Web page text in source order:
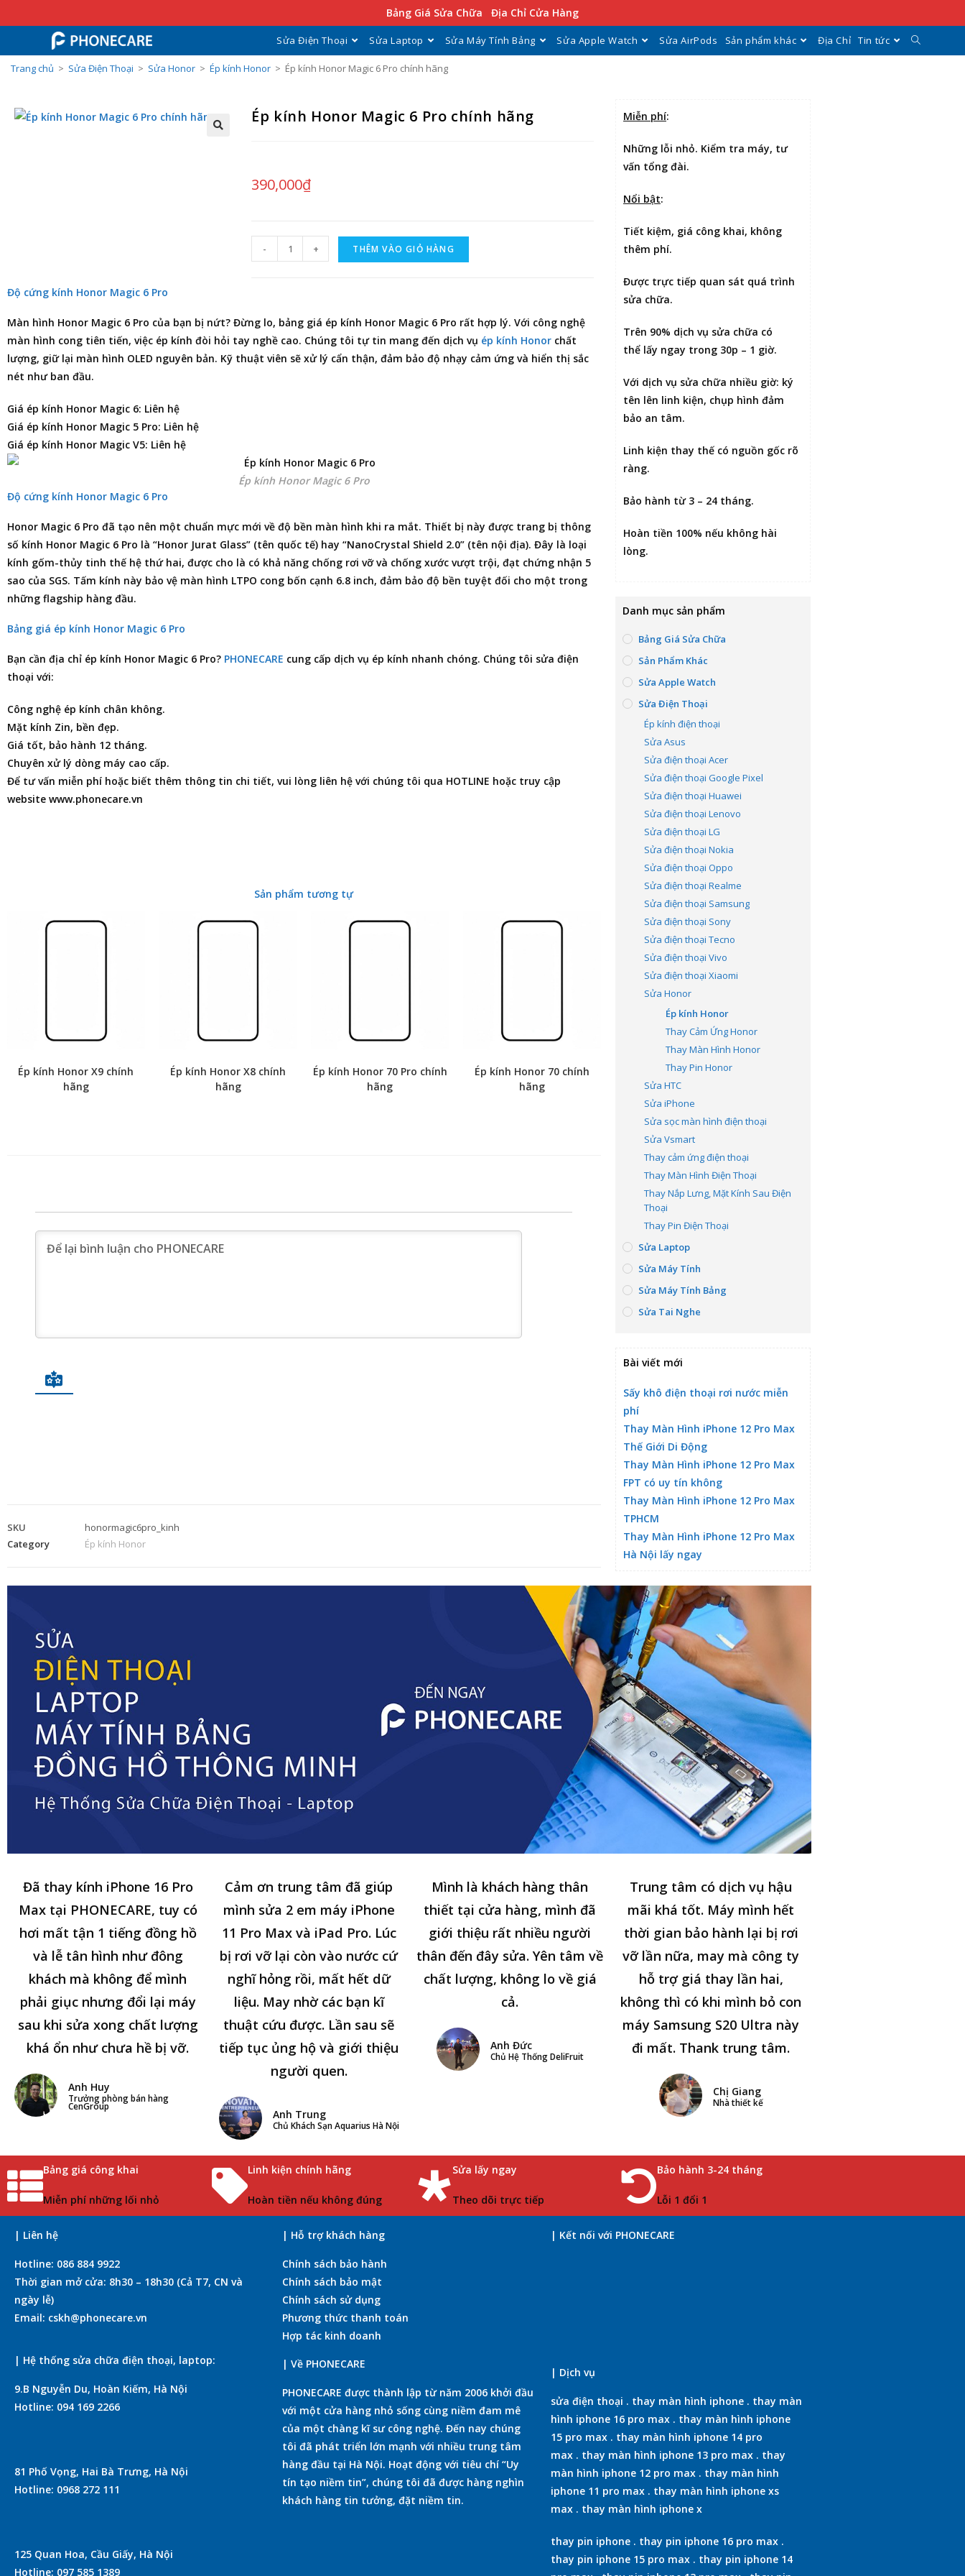
Bảng Giá Sửa Chữa Địa Chỉ Cửa Hàng
Sửa Điện Thoại Sửa Laptop Sửa Máy Tính Bảng Sửa Apple Watch Sửa AirPods Sản phẩm khác Địa Chỉ Tin tức
Trang chủ > Sửa Điện Thoại > Sửa Honor > Ép kính Honor > Ép kính Honor Magic 6 Pro chính hãng
Ép kính Honor Magic 6 Pro chính hãng
390,000₫
- + THÊM VÀO GIỎ HÀNG
Độ cứng kính Honor Magic 6 Pro
Màn hình Honor Magic 6 Pro của bạn bị nứt? Đừng lo, bảng giá ép kính Honor Magic 6 Pro rất hợp lý. Với công nghệ
màn hình cong tiên tiến, việc ép kính đòi hỏi tay nghề cao. Chúng tôi tự tin mang đến dịch vụ ép kính Honor chất
lượng, giữ lại màn hình OLED nguyên bản. Kỹ thuật viên sẽ xử lý cẩn thận, đảm bảo độ nhạy cảm ứng và hiển thị sắc
nét như ban đầu.
Giá ép kính Honor Magic 6: Liên hệ
Giá ép kính Honor Magic 5 Pro: Liên hệ
Giá ép kính Honor Magic V5: Liên hệ
Ép kính Honor Magic 6 Pro
Độ cứng kính Honor Magic 6 Pro
Honor Magic 6 Pro đã tạo nên một chuẩn mực mới về độ bền màn hình khi ra mắt. Thiết bị này được trang bị thông
số kính Honor Magic 6 Pro là “Honor Jurat Glass” (tên quốc tế) hay “NanoCrystal Shield 2.0” (tên nội địa). Đây là loại
kính gốm-thủy tinh thế hệ thứ hai, được cho là có khả năng chống rơi vỡ và chống xước vượt trội, đạt chứng nhận 5
sao của SGS. Tấm kính này bảo vệ màn hình LTPO cong bốn cạnh 6.8 inch, đảm bảo độ bền tuyệt đối cho một trong
những flagship hàng đầu.
Bảng giá ép kính Honor Magic 6 Pro
Bạn cần địa chỉ ép kính Honor Magic 6 Pro? PHONECARE cung cấp dịch vụ ép kính nhanh chóng. Chúng tôi sửa điện
thoại với:
Công nghệ ép kính chân không.
Mặt kính Zin, bền đẹp.
Giá tốt, bảo hành 12 tháng.
Chuyên xử lý dòng máy cao cấp.
Để tư vấn miễn phí hoặc biết thêm thông tin chi tiết, vui lòng liên hệ với chúng tôi qua HOTLINE hoặc truy cập
website www.phonecare.vn
Sản phẩm tương tự
Ép kính Honor X9 chính
hãng
Ép kính Honor X8 chính
hãng
Ép kính Honor 70 Pro chính
hãng
Ép kính Honor 70 chính
hãng
SKU
honormagic6pro_kinh
Category
Ép kính Honor
Miễn phí:
Những lỗi nhỏ. Kiểm tra máy, tư
vấn tổng đài.
Nổi bật:
Tiết kiệm, giá công khai, không
thêm phí.
Được trực tiếp quan sát quá trình
sửa chữa.
Trên 90% dịch vụ sửa chữa có
thể lấy ngay trong 30p – 1 giờ.
Với dịch vụ sửa chữa nhiều giờ: ký
tên lên linh kiện, chụp hình đảm
bảo an tâm.
Linh kiện thay thế có nguồn gốc rõ
ràng.
Bảo hành từ 3 – 24 tháng.
Hoàn tiền 100% nếu không hài
lòng.
Danh mục sản phẩm
Bảng Giá Sửa Chữa
Sản Phẩm Khác
Sửa Apple Watch
Sửa Điện Thoại
Ép kính điện thoại
Sửa Asus
Sửa điện thoại Acer
Sửa điện thoại Google Pixel
Sửa điện thoại Huawei
Sửa điện thoại Lenovo
Sửa điện thoại LG
Sửa điện thoại Nokia
Sửa điện thoại Oppo
Sửa điện thoại Realme
Sửa điện thoại Samsung
Sửa điện thoại Sony
Sửa điện thoại Tecno
Sửa điện thoại Vivo
Sửa điện thoại Xiaomi
Sửa Honor
Ép kính Honor
Thay Cảm Ứng Honor
Thay Màn Hình Honor
Thay Pin Honor
Sửa HTC
Sửa iPhone
Sửa sọc màn hình điện thoại
Sửa Vsmart
Thay cảm ứng điện thoại
Thay Màn Hình Điện Thoại
Thay Nắp Lưng, Mặt Kính Sau Điện
Thoại
Thay Pin Điện Thoại
Sửa Laptop
Sửa Máy Tính
Sửa Máy Tính Bảng
Sửa Tai Nghe
Bài viết mới
Sấy khô điện thoại rơi nước miễn
phí
Thay Màn Hình iPhone 12 Pro Max
Thế Giới Di Động
Thay Màn Hình iPhone 12 Pro Max
FPT có uy tín không
Thay Màn Hình iPhone 12 Pro Max
TPHCM
Thay Màn Hình iPhone 12 Pro Max
Hà Nội lấy ngay
Đã thay kính iPhone 16 Pro
Max tại PHONECARE, tuy có
hơi mất tận 1 tiếng đồng hồ
và lễ tân hình như đông
khách mà không để mình
phải giục nhưng đổi lại máy
sau khi sửa xong chất lượng
khá ổn như chưa hề bị vỡ.
Anh Huy
Trưởng phòng bán hàng
CenGroup
Cảm ơn trung tâm đã giúp
mình sửa 2 em máy iPhone
11 Pro Max và iPad Pro. Lúc
bị rơi vỡ lại còn vào nước cứ
nghĩ hỏng rồi, mất hết dữ
liệu. May nhờ các bạn kĩ
thuật cứu được. Lần sau sẽ
tiếp tục ủng hộ và giới thiệu
người quen.
Anh Trung
Chủ Khách Sạn Aquarius Hà Nội
Mình là khách hàng thân
thiết tại cửa hàng, mình đã
giới thiệu rất nhiều người
thân đến đây sửa. Yên tâm về
chất lượng, không lo về giá
cả.
Anh Đức
Chủ Hệ Thống DeliFruit
Trung tâm có dịch vụ hậu
mãi khá tốt. Máy mình hết
thời gian bảo hành lại bị rơi
vỡ lần nữa, may mà công ty
hỗ trợ giá thay lần hai,
không thì có khi mình bỏ con
máy Samsung S20 Ultra này
đi mất. Thank trung tâm.
Chị Giang
Nhà thiết kế
Bảng giá công khai
Miễn phí những lối nhỏ
Linh kiện chính hãng
Hoàn tiền nếu không đúng
Sửa lấy ngay
Theo dõi trực tiếp
Bảo hành 3-24 tháng
Lỗi 1 đổi 1
| Liên hệ
Hotline: 086 884 9922
Thời gian mở cửa: 8h30 – 18h30 (Cả T7, CN và
ngày lễ)
Email: cskh@phonecare.vn
| Hệ thống sửa chữa điện thoại, laptop:
9.B Nguyễn Du, Hoàn Kiếm, Hà Nội
Hotline: 094 169 2266
81 Phố Vọng, Hai Bà Trưng, Hà Nội
Hotline: 0968 272 111
125 Quan Hoa, Cầu Giấy, Hà Nội
Hotline: 097 585 1389
| Hỗ trợ khách hàng
Chính sách bảo hành
Chính sách bảo mật
Chính sách sử dụng
Phương thức thanh toán
Hợp tác kinh doanh
| Về PHONECARE
PHONECARE được thành lập từ năm 2006 khởi đầu
với một cửa hàng nhỏ sống cùng niềm đam mê
của một chàng kĩ sư công nghệ. Đến nay chúng
tôi đã phát triển lớn mạnh với nhiều trung tâm
hàng đầu tại Hà Nội. Hoạt động với tiêu chí “Uy
tín tạo niềm tin”, chúng tôi đã được hàng nghìn
khách hàng tin tưởng, đặt niềm tin.
| Kết nối với PHONECARE
| Dịch vụ
sửa điện thoại . thay màn hình iphone. thay màn
hình iphone 16 pro max. thay màn hình iphone
15 pro max. thay màn hình iphone 14 pro
max. thay màn hình iphone 13 pro max. thay
màn hình iphone 12 pro max. thay màn hình
iphone 11 pro max. thay màn hình iphone xs
max. thay màn hình iphone x
thay pin iphone. thay pin iphone 16 pro max.
thay pin iphone 15 pro max. thay pin iphone 14